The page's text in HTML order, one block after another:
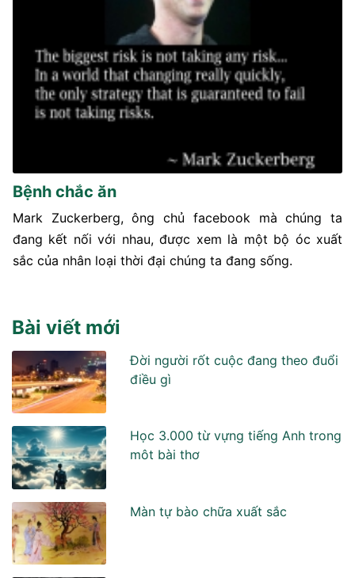
Bệnh chắc ăn
Mark Zuckerberg, ông chủ facebook mà chúng ta
đang kết nối với nhau, được xem là một bộ óc xuất
sắc của nhân loại thời đại chúng ta đang sống.
Bài viết mới
Đời người rốt cuộc đang theo đuổi
điều gì
Học 3.000 từ vựng tiếng Anh trong
môt bài thơ
Màn tự bào chữa xuất sắc